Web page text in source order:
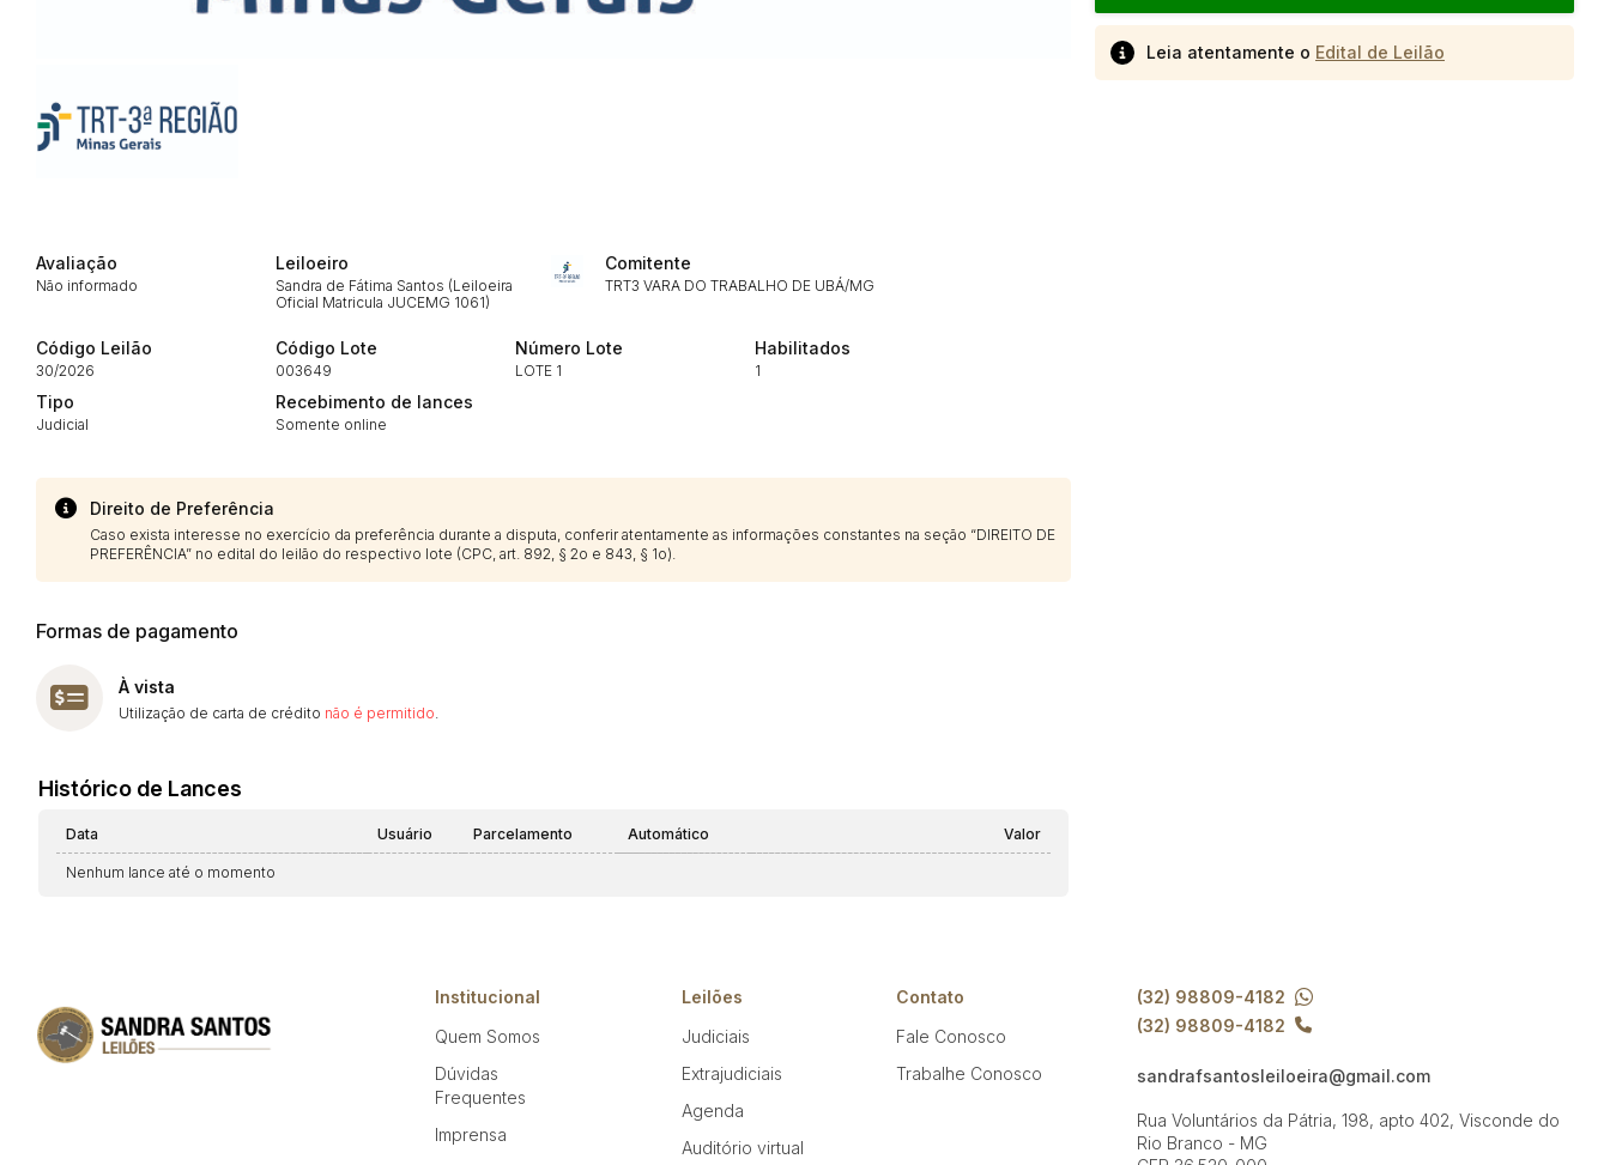
Leia atentamente o Edital de Leilão
Avaliação
Não informado
Leiloeiro
Sandra de Fátima Santos (Leiloeira
Oficial Matricula JUCEMG 1061)
Comitente
TRT3 VARA DO TRABALHO DE UBÁ/MG
Código Leilão
30/2026
Código Lote
003649
Número Lote
LOTE 1
Habilitados
1
Tipo
Judicial
Recebimento de lances
Somente online
Direito de Preferência
Caso exista interesse no exercício da preferência durante a disputa, conferir atentamente as informações constantes na seção “DIREITO DE
PREFERÊNCIA” no edital do leilão do respectivo lote (CPC, art. 892, § 2o e 843, § 1o).
Formas de pagamento
À vista
Utilização de carta de crédito não é permitido
Histórico de Lances
Data Usuário Parcelamento Automático Valor
Nenhum lance até o momento
14/04/2025 18:43:11
14/04/2025 18:43:11
Clique aqui para fazer login
Institucional
Quem Somos
Dúvidas
Frequentes
Imprensa
Leilões
Judiciais
Extrajudiciais
Agenda
Auditório virtual
Contato
Fale Conosco
Trabalhe Conosco
(32) 98809-4182
(32) 98809-4182
sandrafsantosleiloeira@gmail.com
Rua Voluntários da Pátria, 198, apto 402, Visconde do
Rio Branco - MG